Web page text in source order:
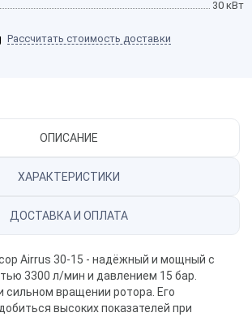
30 кВт
Рассчитать стоимость доставки
ОПИСАНИЕ
ХАРАКТЕРИСТИКИ
ДОСТАВКА И ОПЛАТА
Airrus 30-15 - надёжный и мощный с
3300 л/мин и давлением 15 бар.
сильном вращении ротора. Его
высоких показателей при